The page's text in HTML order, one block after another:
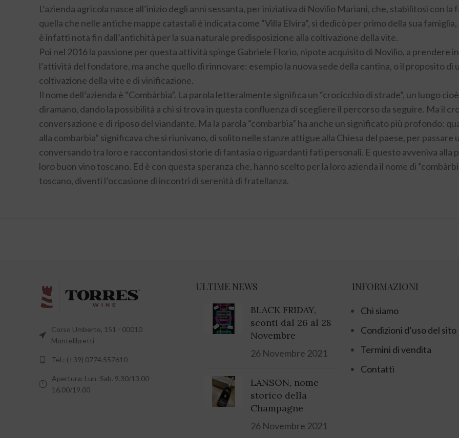
L’azienda agricola nasce all’inizio degli anni sessanta, per iniziativa di Novilio Mariani, che, stabilitosi con
quella che nelle antiche mappe catastali è indicata come “Villa Elvira”, si dedicò per primo della sua
è infatti nota fin dall’antichità per la sua naturale predisposizione alla coltivazione della vite.
Poi nel 2016 la passione per questa attività spinge Gabriele Florio, nipote acquisito di Novilio, a prendere
l’attività del fondatore, ma anche quello di rinnovare: esempio la nuova sede della cantina, o il proposito
coltivazione della vite e di vinificazione.
Il nome dell’azienda è “Combàrbia”. La parola letteralmente significa un “crocicchio di strade”, un luogo
diramano, dando la possibilità a chi si trova in questa confluenza di scegliere il percorso da seguire. Ma il
conversazione e di riposo del viandante. Ma la parola “combarbia” ha anche un significato più profondo:
alla combarbia” significava che si riunivano, di solito nelle stanze attigue alla Chiesa del paese, per
conversando tra loro e raccontandosi storie di fantasia o riguardanti fati personali. E questo avveniva
loro buon vino toscano. Ed è con questa speranza che, hanno scelto per la loro azienda il nome di
toscano, diventi l’occasione di incontri di serenità di fratellanza.
Corso Umberto, 151 - 00010
Montelibretti
Tel.: (+39) 0774.557610
Apertura: Lun.-Sab. 9.30/13.00 -
16.00/19.00
ULTIME NEWS
BLACK FRIDAY,
sconti dal 26 al 28
Novembre
26 Novembre 2021
LANSON, nome
storico della
Champagne
26 Novembre 2021
INFORMAZIONI
Chi siamo
Condizioni d’uso del sito
Termini di vendita
Contatti